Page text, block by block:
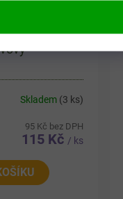
MICKEY
Skladem (3 ks)
95 Kč bez DPH
115 Kč / ks